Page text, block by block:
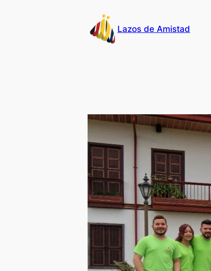
Lazos de Amistad